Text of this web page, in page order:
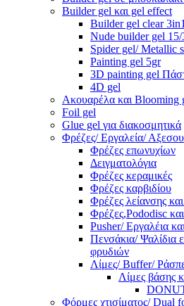
Builder gel και gel effect
Builder gel clear
Nude builder gel 15/
Spider gel/ Metallic
Painting gel 5gr
3D painting gel
4D gel
Ακουαρέλα και Blooming
Foil gel
Glue gel για διακοσμητικά
Φρέζες/ Εργαλεία/
Φρέζες επωνυχίων
Δειγματολόγια
Φρέζες κεραμικές
Φρέζες καρβιδίου
Φρέζες λείανσης
Φρέζες,Pododisc
Pusher/ Εργαλέια
Πενσάκια/ Ψαλίδια
φρυδιών
Λίμες/ Buffer/
Λίμες βάσης
Φόρμες χτισίματος/ Dual